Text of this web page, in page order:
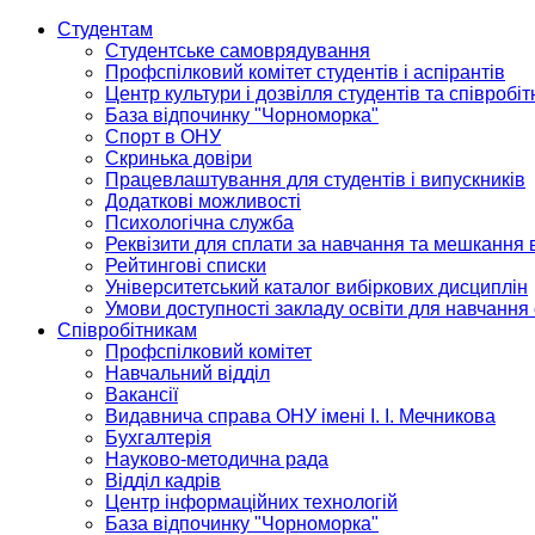
Студентам
Студентське самоврядування
Профспілковий комітет студентів і аспірантів
Центр культури і дозвілля студентів та
База відпочинку "Чорноморка"
Спорт в ОНУ
Скринька довіри
Працевлаштування для студентів і випускників
Додаткові можливості
Психологічна служба
Реквізити для сплати за навчання та мешкання
Рейтингові списки
Університетський каталог вибіркових дисциплін
Умови доступності закладу освіти для
Співробітникам
Профспілковий комітет
Навчальний відділ
Вакансії
Видавнича справа ОНУ імені І. І. Мечникова
Бухгалтерія
Науково-методична рада
Відділ кадрів
Центр інформаційних технологій
База відпочинку "Чорноморка"